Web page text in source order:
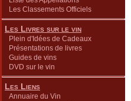
Les Classements Officiels
Les Livres sur le vin
Plein d'Idées de Cadeaux
Présentations de livres
Guides de vins
DVD sur le vin
Les Liens
Annuaire du Vin